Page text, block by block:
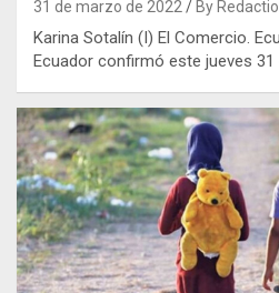
31 de marzo de 2022 By
Karina Sotalín (I) El Comercio.
Ecuador confirmó este jueves 31